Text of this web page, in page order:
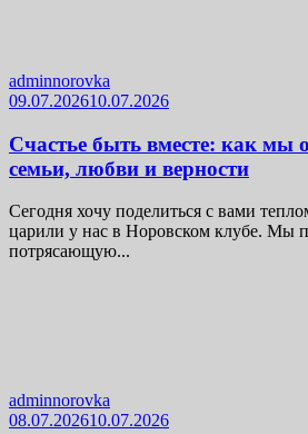
adminnorovka
09.07.202610.07.2026
Счастье быть вместе: как мы
семьи, любви и верности
Сегодня хочу поделиться с вами
царили у нас в Норовском клубе. Мы
потрясающую...
adminnorovka
08.07.202610.07.2026